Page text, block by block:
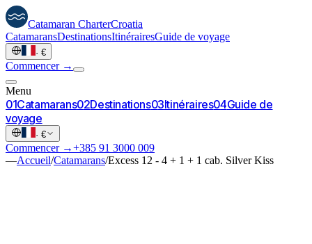
Catamaran CharterCroatia
CatamaransDestinationsItinérairesGuide de voyage
· €
Commencer →
Menu
01Catamarans02Destinations03Itinéraires04Guide de
voyage
· €
Commencer →+385 91 3000 009
—Accueil/Catamarans/Excess 12 - 4 + 1 + 1 cab. Silver Kiss